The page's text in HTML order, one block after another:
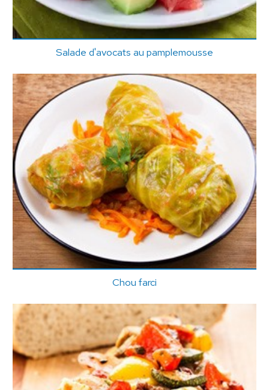
Salade d'avocats au pamplemousse
Chou farci